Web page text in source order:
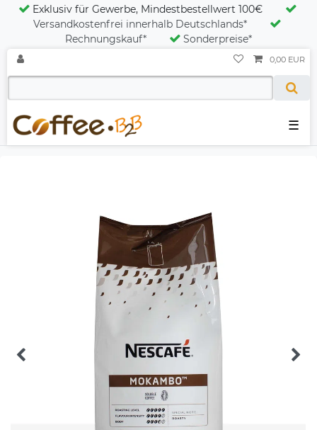
Exklusiv für Gewerbe, Mindestbestellwert 100€
Versandkostenfrei innerhalb Deutschlands*
Rechnungskauf*
Sonderpreise*
☰
0,00 EUR